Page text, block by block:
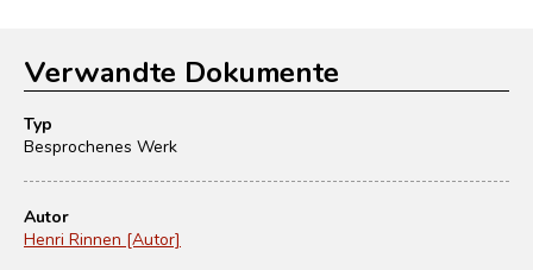
Verwandte Dokumente
Typ
Besprochenes Werk
Autor
Henri Rinnen [Autor]